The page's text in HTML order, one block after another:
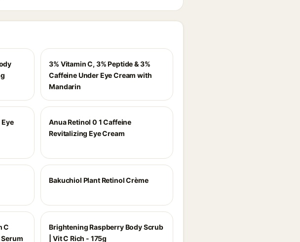
3% Vitamin C, 3% Peptide & 3%
Caffeine Under Eye Cream with
Mandarin
Anua Retinol 0 1 Caffeine
Revitalizing Eye Cream
Bakuchiol Plant Retinol Crème
C
Brightening Raspberry Body Scrub
| Vit C Rich - 175g